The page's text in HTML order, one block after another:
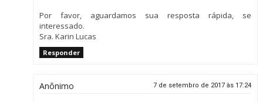
Por favor, aguardamos sua resposta rápida, se
interessado.
Sra. Karin Lucas
Responder
Anônimo 7 de setembro de 2017 às 17:24